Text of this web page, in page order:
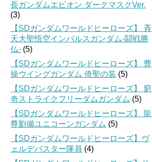
長ガンダムエピオン ダークマスクVer.
(3)
【SDガンダムワールドヒーローズ】 斉
天大聖悟空インパルスガンダム-闘戦勝
仏- (5)
【SDガンダムワールドヒーローズ】 曹
操ウイングガンダム 倚聖の装 (5)
【SDガンダムワールドヒーローズ】 窮
奇ストライクフリーダムガンダム (5)
【SDガンダムワールドヒーローズ】 龍
尊劉備ユニコーンガンダム (5)
【SDガンダムワールドヒーローズ】ヴ
ェルデバスター隊員 (4)